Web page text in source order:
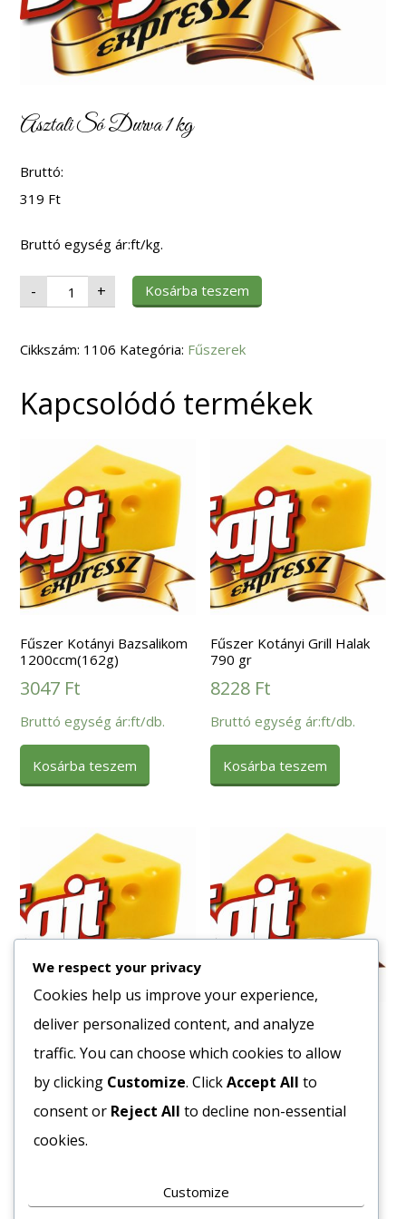
Asztali Só Durva 1 kg
Bruttó:
319 Ft
Bruttó egység ár:ft/kg.
- Asztali
Durva
mennyiség
+ Kosárba teszem
Cikkszám: 1106 Kategória: Fűszerek
Kapcsolódó termékek
Fűszer Kotányi Bazsalikom
1200ccm(162g)
3047 Ft
Bruttó egység ár:ft/db.
Kosárba teszem
Fűszer Kotányi Grill Halak
790 gr
8228 Ft
Bruttó egység ár:ft/db.
Kosárba teszem
Fűszer Paprika Csemege
1kg.
3428Ft
Bruttó egység ár:ft/db.
Fűszer Tárkony Morzsolt
250g.
1736Ft
Bruttó egység ár:ft/db.
We respect your privacy
Cookies help us improve your experience,
deliver personalized content, and analyze
traffic. You can choose which cookies to allow
by clicking Customize. ClickAccept All to
consent or Reject All to decline non-essential
cookies.
Customize